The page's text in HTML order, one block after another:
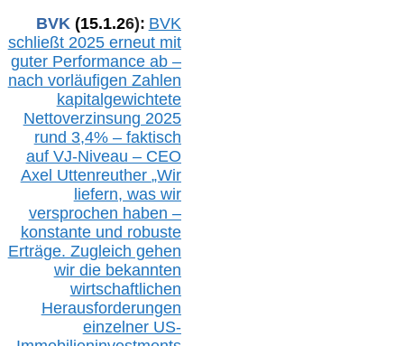
BVK (15.1.26): BVK
schließt 2025 erneut mit
guter Performance ab –
nach vorläufigen Zahlen
kapitalgewichtete
Nettoverzinsung 2025
rund 3,4% – faktisch
auf VJ-Niveau – CEO
Axel Uttenreuther „Wir
liefern, was wir
versprochen haben –
konstante und robuste
Erträge. Zugleich gehen
wir die bekannten
wirtschaftlichen
Herausforderungen
einzelner US-